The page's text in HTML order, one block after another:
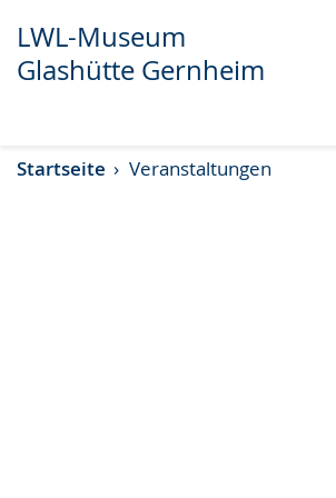
Transkript anzeigen
Abspielen
Pausieren
LWL-Museum
Glashütte Gernheim
Startseite Veranstaltungen